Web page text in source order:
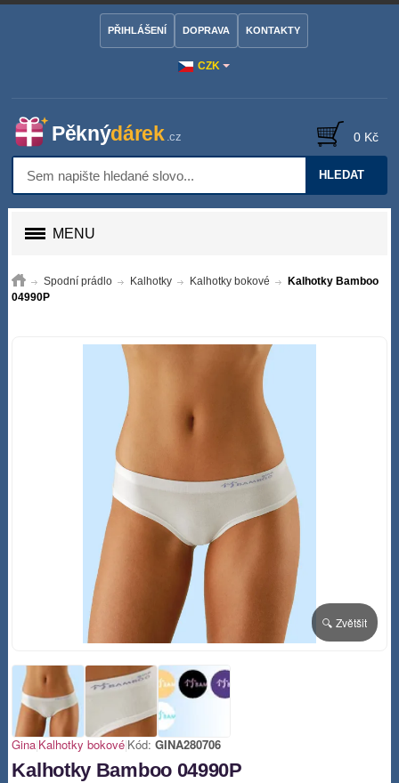
CZK
PŘIHLÁŠENÍ DOPRAVA KONTAKTY
HLEDAT
0 Kč
MENU
Spodní prádlo Kalhotky Kalhotky bokové
Kalhotky Bamboo
04990P
🔍 Zvětšit
Gina|Kalhotky bokové|Kód:GINA280706
Kalhotky Bamboo 04990P